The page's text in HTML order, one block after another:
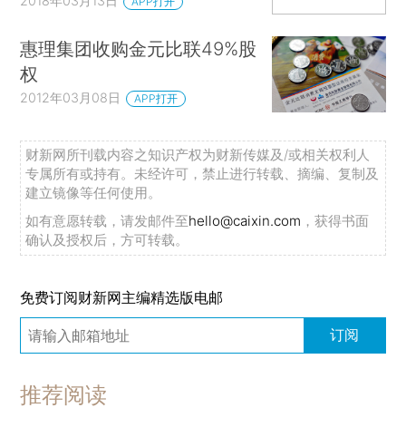
惠理集团收购金元比联49%股
权
2012年03月08日 APP打开
财新网所刊载内容之知识产权为财新传媒及/或相关权利人
专属所有或持有。未经许可，禁止进行转载、摘编、复制及
建立镜像等任何使用。
如有意愿转载，请发邮件至hello@caixin.com ，获得书面
确认及授权后，方可转载。
免费订阅财新网主编精选版电邮
订阅
推荐阅读